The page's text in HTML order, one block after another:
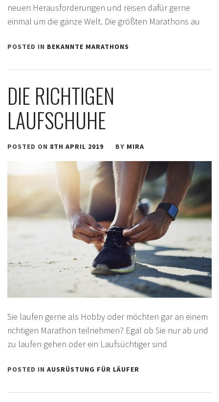
neuen Herausforderungen und reisen dafür gerne
einmal um die ganze Welt. Die größten Marathons au
POSTED IN BEKANNTE MARATHONS
DIE RICHTIGEN
LAUFSCHUHE
POSTED ON 8TH APRIL 2019 BY MIRA
Sie laufen gerne als Hobby oder möchten gar an einem
richtigen Marathon teilnehmen? Egal ob Sie nur ab und
zu laufen gehen oder ein Laufsüchtiger sind
POSTED IN AUSRÜSTUNG FÜR LÄUFER